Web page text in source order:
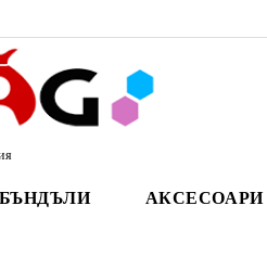
БЪНДЪЛИ АКСЕСОАРИ